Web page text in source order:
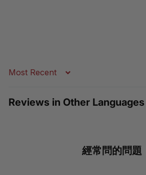
Sort by
Reviews in Other Languages
經常問的問題